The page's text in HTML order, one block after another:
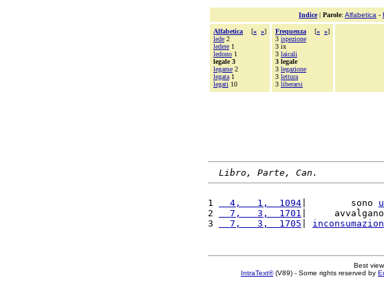
Indice| Parole: Alfabetica -
Alfabetica [« »]
lede 2
ledere 1
ledono 1
legale 3
legame 2
legata 1
legati 10
Frequenza [« »]
3 ispezione
3 ix
3 laicali
3 legale
3 legazione
3 lettura
3 liberarsi
Libro, Parte, Can.
1
  4,   1,  1094
|        sono
2
  7,   3,  1701
|
3
  7,   3,  1705
Best
IntraText®(V89) - Some rights reserved by